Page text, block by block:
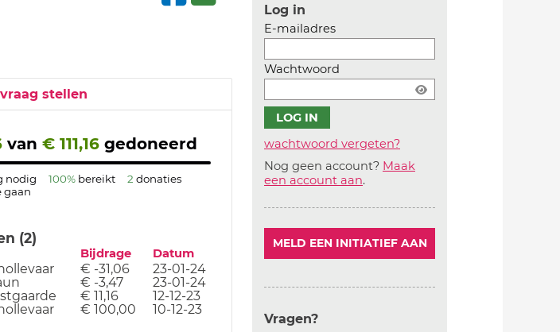
stellen
van € 111,16 gedoneerd
nodig 100% bereikt 2 donaties
gaan
(2)
Bijdrage Datum
€ -31,06
23-01-24
€ -3,47
23-01-24
€ 11,16
12-12-23
€ 100,00 10-12-23
Log in
E-mailadres
Wachtwoord
wachtwoord vergeten?
Nog geen account? Maak
een account aan.
MELD EEN INITIATIEF AAN
Vragen?